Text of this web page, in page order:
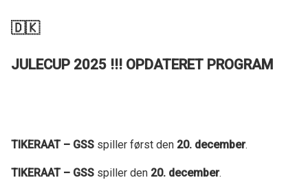
🇩🇰
JULECUP 2025 !!! OPDATERET PROGRAM
TIKERAAT – GSS spiller først den 20. december.
TIKERAAT – GSS spiller den 20. december.